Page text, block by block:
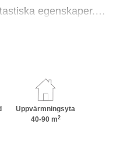
egenskaper.
värmekälla och
brasbakugnar
Uppvärmningsyta
40-90 m2